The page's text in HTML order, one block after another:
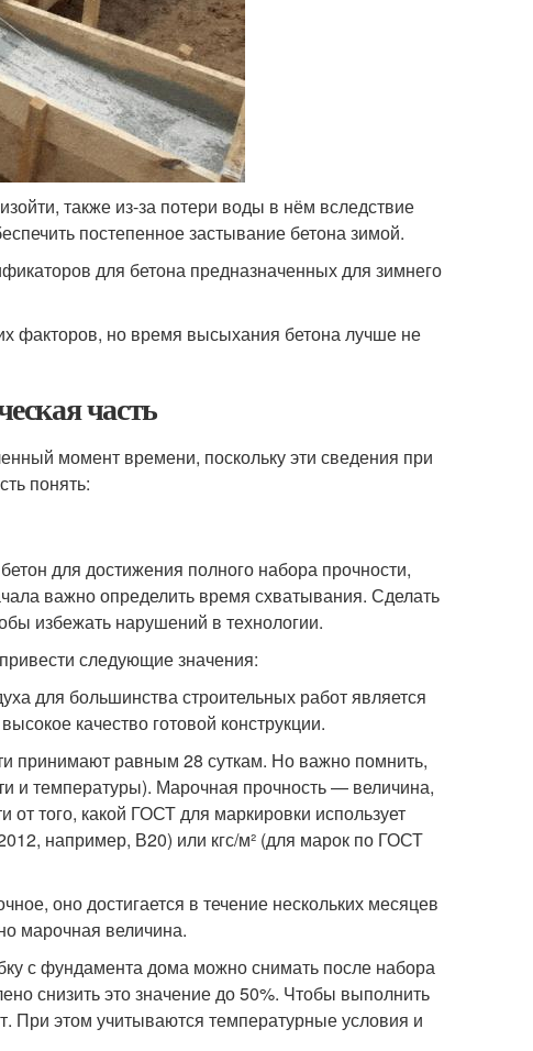
также из-за потери воды в нём вследствие
постепенное застывание бетона зимой.
для бетона предназначенных для зимнего
факторов, но время высыхания бетона лучше не
часть
момент времени, поскольку эти сведения при
понять:
для достижения полного набора прочности,
важно определить время схватывания. Сделать
избежать нарушений в технологии.
следующие значения:
для большинства строительных работ является
качество готовой конструкции.
принимают равным 28 суткам. Но важно помнить,
и температуры). Марочная прочность — величина,
того, какой ГОСТ для маркировки использует
например, В20) или кгс/м² (для марок по ГОСТ
оно достигается в течение нескольких месяцев
марочная величина.
с фундамента дома можно снимать после набора
снизить это значение до 50%. Чтобы выполнить
При этом учитываются температурные условия и